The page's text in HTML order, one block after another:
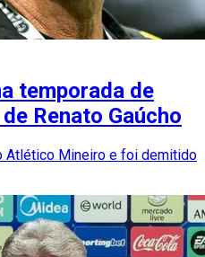
temporada de
Renato Gaúcho
Atlético Mineiro e foi demitido